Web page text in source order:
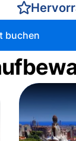
buchen